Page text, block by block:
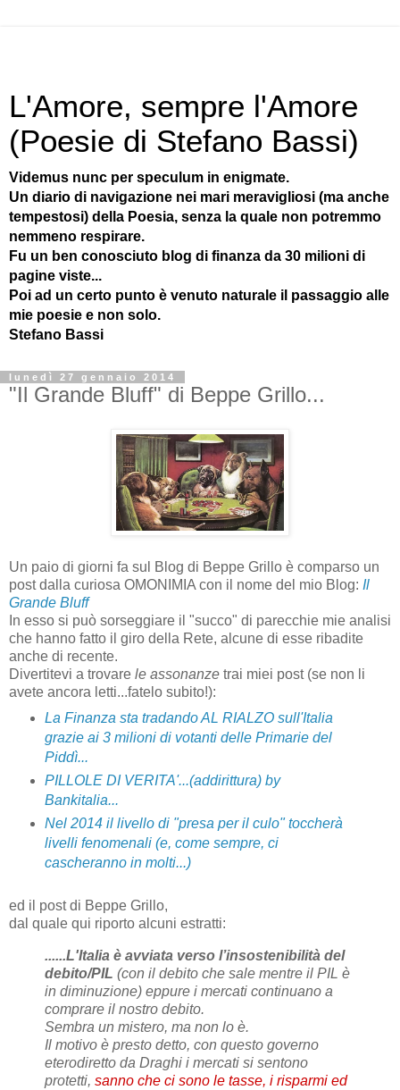
L'Amore, sempre l'Amore
(Poesie di Stefano Bassi)
Videmus nunc per speculum in enigmate.
Un diario di navigazione nei mari meravigliosi (ma anche
tempestosi) della Poesia, senza la quale non potremmo
nemmeno respirare.
Fu un ben conosciuto blog di finanza da 30 milioni di
pagine viste...
Poi ad un certo punto è venuto naturale il passaggio alle
mie poesie e non solo.
Stefano Bassi
lunedì 27 gennaio 2014
"Il Grande Bluff" di Beppe Grillo...
Un paio di giorni fa sul Blog di Beppe Grillo è comparso un
post dalla curiosa OMONIMIA con il nome del mio Blog: Il
Grande Bluff
In esso si può sorseggiare il "succo" di parecchie mie analisi
che hanno fatto il giro della Rete, alcune di esse ribadite
anche di recente.
Divertitevi a trovare le assonanze trai miei post (se non li
avete ancora letti...fatelo subito!):
La Finanza sta tradando AL RIALZO sull'Italia
grazie ai 3 milioni di votanti delle Primarie del
Piddì...
PILLOLE DI VERITA'...(addirittura) by
Bankitalia...
Nel 2014 il livello di "presa per il culo" toccherà
livelli fenomenali (e, come sempre, ci
cascheranno in molti...)
ed il post di Beppe Grillo,
dal quale qui riporto alcuni estratti:
......L'Italia è avviata verso l’insostenibilità del
debito/PIL (con il debito che sale mentre il PIL è
in diminuzione) eppure i mercati continuano a
comprare il nostro debito.
Sembra un mistero, ma non lo è.
Il motivo è presto detto, con questo governo
eterodiretto da Draghi i mercati si sentono
protetti, sanno che ci sono le tasse, i risparmi ed